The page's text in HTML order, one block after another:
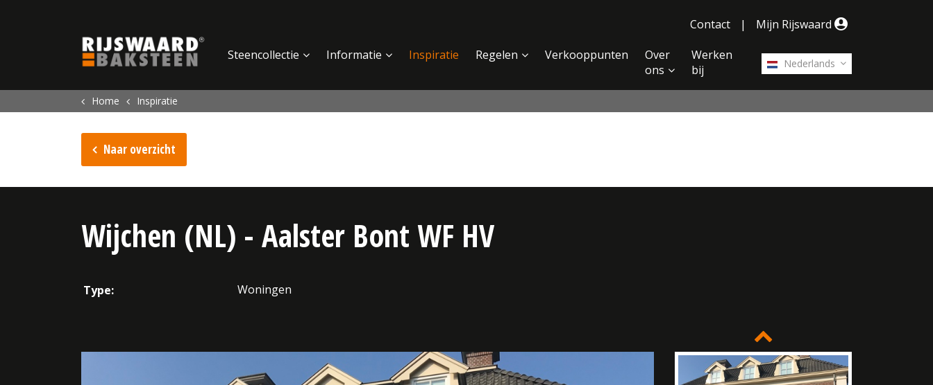
Contact
| Mijn Rijswaard
Nederlands
Steencollectie Informatie Inspiratie Regelen Verkooppunten
Over
ons
Werken
bij
Home Inspiratie
Naar overzicht
Wijchen (NL) - Aalster Bont WF HV
Type: Woningen